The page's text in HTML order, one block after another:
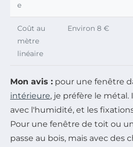
e
Coût au
mètre
linéaire
Environ 8 €
Mon avis : pour une fenêtre
intérieure, je préfère le métal.
avec l'humidité, et les
Pour une fenêtre de toit ou
passe au bois, mais avec des